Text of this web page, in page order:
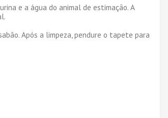
e a água do animal de estimação. A
Após a limpeza, pendure o tapete para